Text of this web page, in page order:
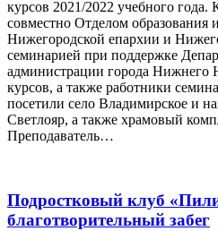
курсов 2021/2022 учебного года.
совместно Отделом образования
Нижегородской епархии и
семинарией при поддержке
администрации города Нижнего
курсов, а также работники
посетили село Владимирское и
Светлояр, а также храмовый
Преподаватель…
Подростковый клуб
благотворительный забег